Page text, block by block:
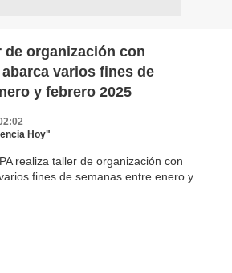
de organización con
varios fines de
y febrero 2025
Hoy"